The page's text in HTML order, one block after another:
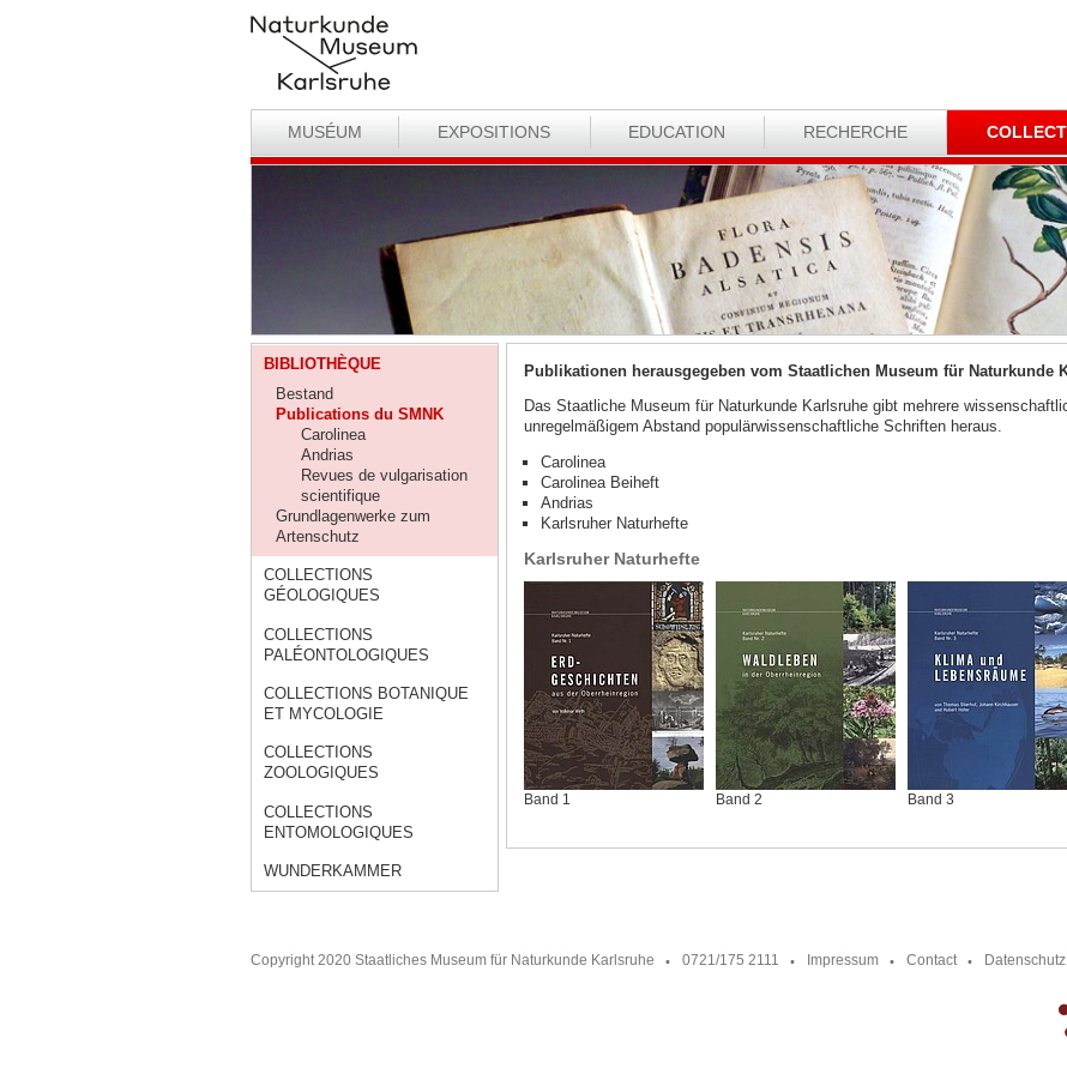
MUSÉUM EXPOSITIONS EDUCATION RECHERCHE
BIBLIOTHÈQUE
Bestand
Publications du SMNK
Carolinea
Andrias
Revues de vulgarisation
scientifique
Grundlagenwerke zum
Artenschutz
COLLECTIONS
GÉOLOGIQUES
COLLECTIONS
PALÉONTOLOGIQUES
COLLECTIONS BOTANIQUE
ET MYCOLOGIE
COLLECTIONS
ZOOLOGIQUES
COLLECTIONS
ENTOMOLOGIQUES
WUNDERKAMMER
Publikationen herausgegeben vom Staatlichen Museum für Naturkunde
Das Staatliche Museum für Naturkunde Karlsruhe gibt mehrere
unregelmäßigem Abstand populärwissenschaftliche Schriften heraus.
Carolinea
Carolinea Beiheft
Andrias
Karlsruher Naturhefte
Karlsruher Naturhefte
Band 1 Band 2 Band 3
Copyright 2020 Staatliches Museum für Naturkunde Karlsruhe 0721/175 2111 Impressum Contact Datenschutz